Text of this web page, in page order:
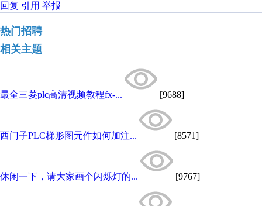
回复 引用 举报
热门招聘
相关主题
最全三菱plc高清视频教程fx-... [9688]
西门子PLC梯形图元件如何加注... [8571]
休闲一下，请大家画个闪烁灯的... [9767]